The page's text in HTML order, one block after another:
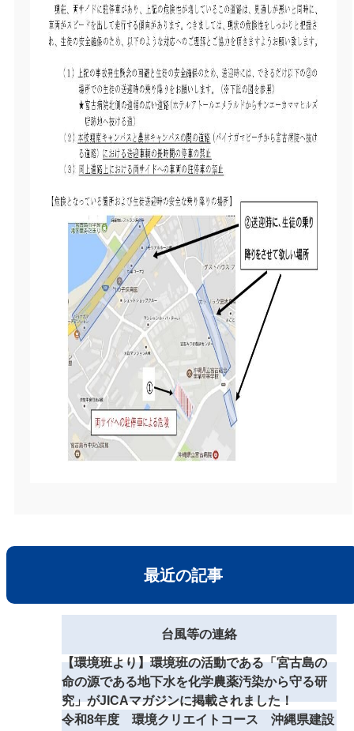
最近の記事
台風等の連絡
【環境班より】環境班の活動である「宮古島の
命の源である地下水を化学農薬汚染から守る研
究」がJICAマガジンに掲載されました！
令和8年度 環境クリエイトコース 沖縄県建設